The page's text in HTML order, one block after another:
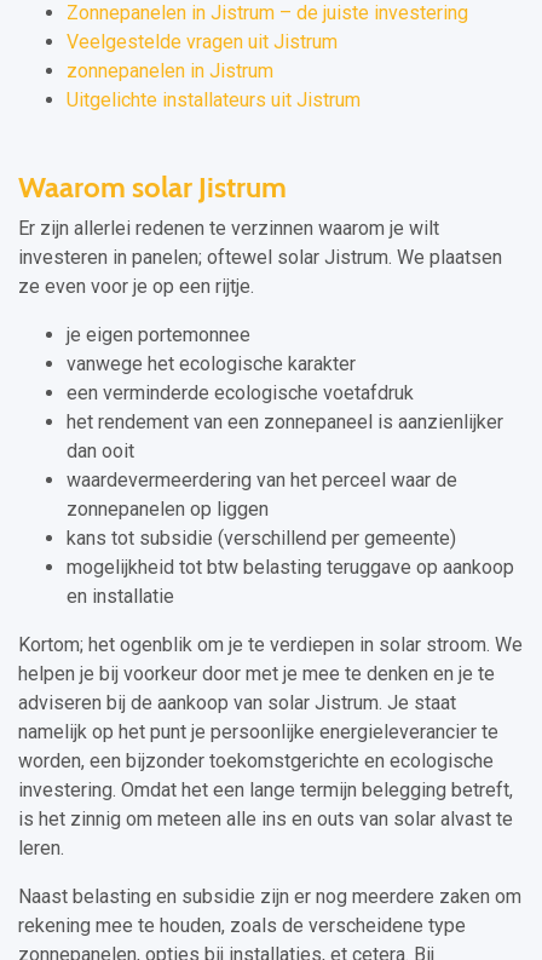
Zonnepanelen in Jistrum – de juiste investering
Veelgestelde vragen uit Jistrum
zonnepanelen in Jistrum
Uitgelichte installateurs uit Jistrum
Waarom solar Jistrum
Er zijn allerlei redenen te verzinnen waarom je wilt
investeren in panelen; oftewel solar Jistrum. We plaatsen
ze even voor je op een rijtje.
je eigen portemonnee
vanwege het ecologische karakter
een verminderde ecologische voetafdruk
het rendement van een zonnepaneel is aanzienlijker
dan ooit
waardevermeerdering van het perceel waar de
zonnepanelen op liggen
kans tot subsidie (verschillend per gemeente)
mogelijkheid tot btw belasting teruggave op aankoop
en installatie
Kortom; het ogenblik om je te verdiepen in solar stroom. We
helpen je bij voorkeur door met je mee te denken en je te
adviseren bij de aankoop van solar Jistrum. Je staat
namelijk op het punt je persoonlijke energieleverancier te
worden, een bijzonder toekomstgerichte en ecologische
investering. Omdat het een lange termijn belegging betreft,
is het zinnig om meteen alle ins en outs van solar alvast te
leren.
Naast belasting en subsidie zijn er nog meerdere zaken om
rekening mee te houden, zoals de verscheidene type
zonnepanelen, opties bij installaties, et cetera. Bij